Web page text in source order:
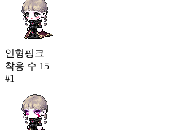
인형핑크
착용 수 15
#1